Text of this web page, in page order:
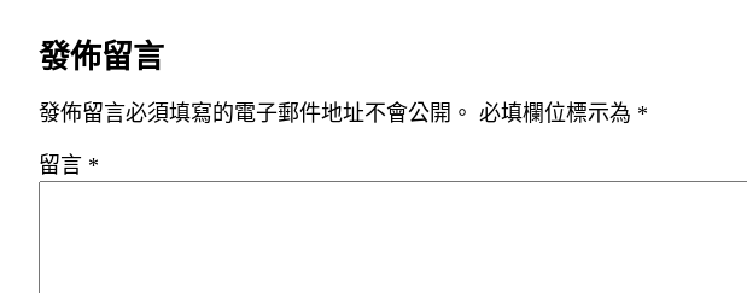
發佈留言
發佈留言必須填寫的電子郵件地址不會公開。 必填欄位標示為 *
留言 *